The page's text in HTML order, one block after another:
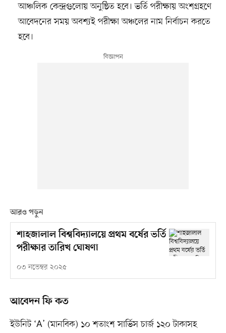
আঞ্চলিক কেন্দ্রগুলোয় অনুষ্ঠিত হবে। ভর্তি পরীক্ষায় অংশগ্রহণে
আবেদনের সময় অবশ্যই পরীক্ষা অঞ্চলের নাম নির্বাচন করতে
হবে।
আরও পড়ুন
শাহজালাল বিশ্ববিদ্যালয়ে প্রথম বর্ষের ভর্তি
পরীক্ষার তারিখ ঘোষণা
০৩ নভেম্বর ২০২৫
আবেদন ফি কত
ইউনিট ‘A’ (মানবিক) ১০ শতাংশ সার্ভিস চার্জ ১২০ টাকাসহ